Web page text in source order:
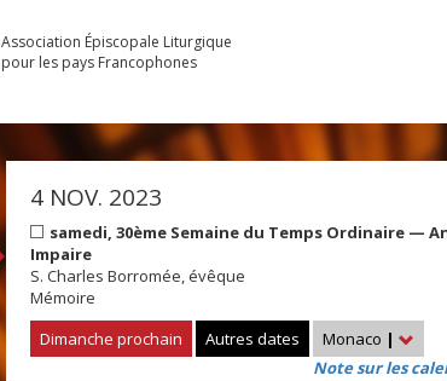
Association Épiscopale Liturgique
pour les pays Francophones
4 NOV. 2023
samedi, 30ème Semaine du Temps Ordinaire —
Impaire
S. Charles Borromée, évêque
Mémoire
Dimanche prochain
Autres dates Monaco |
Note sur les